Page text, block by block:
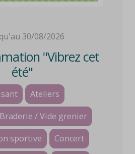
30/08/2026
"Vibrez cet
été"
Ateliers
/ Vide grenier
sportive
Concert